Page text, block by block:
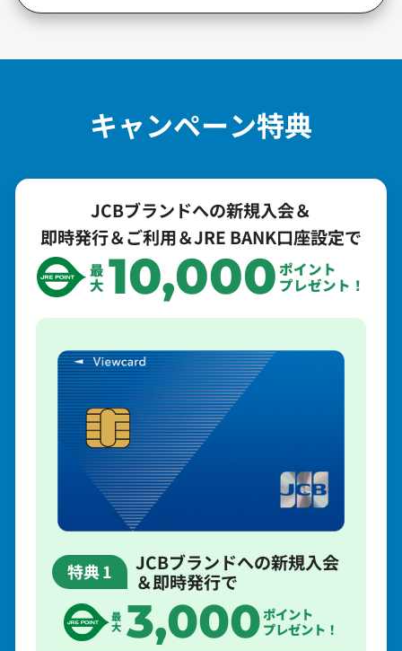
キャンペーン特典
JCBブランドへの新規入会＆
即時発行＆ご利用＆JRE BANK口座設定で
最
大 10,000 ポイント
プレゼント！
特典1 JCBブランドへの新規入会
＆即時発行で
最
大 3,000ポイント
プレゼント！